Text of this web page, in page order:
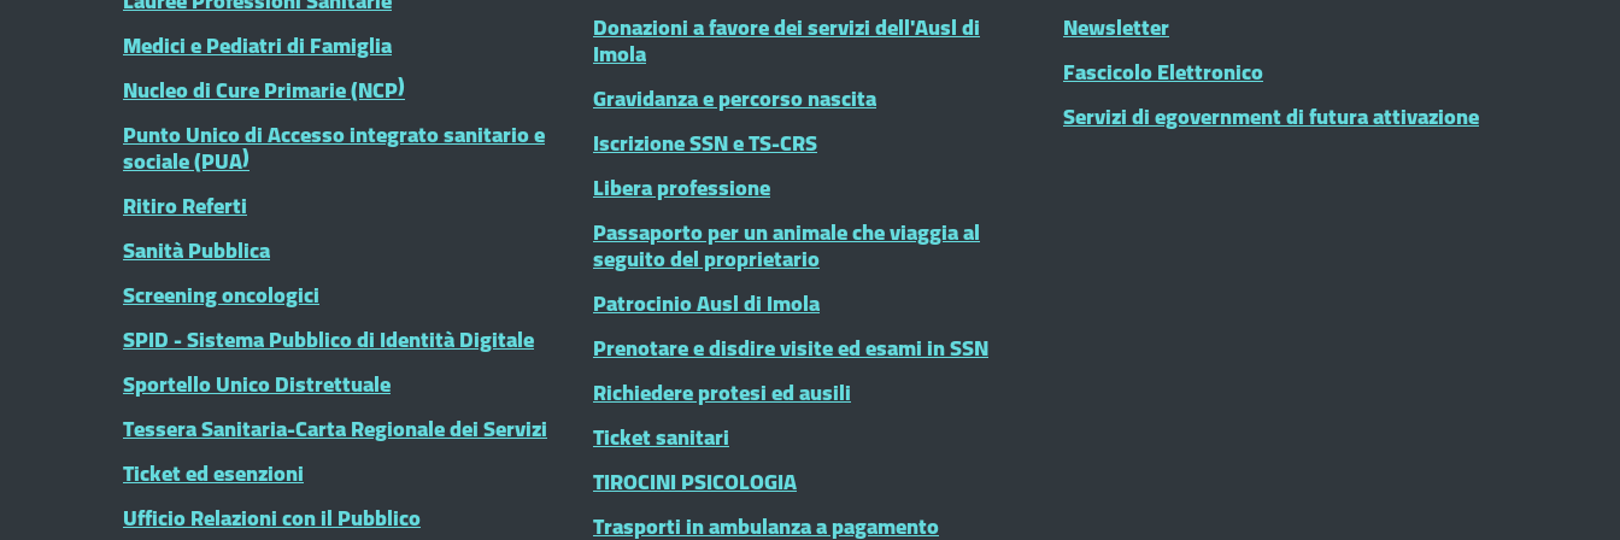
Medici e Pediatri di Famiglia
Nucleo di Cure Primarie (NCP)
Punto Unico di Accesso integrato sanitario e
sociale (PUA)
Ritiro Referti
Sanità Pubblica
Screening oncologici
SPID - Sistema Pubblico di Identità Digitale
Sportello Unico Distrettuale
Tessera Sanitaria-Carta Regionale dei Servizi
Ticket ed esenzioni
Ufficio Relazioni con il Pubblico
Donazioni a favore dei servizi dell'Ausl di
Imola
Gravidanza e percorso nascita
Iscrizione SSN e TS-CRS
Libera professione
Passaporto per un animale che viaggia al
seguito del proprietario
Patrocinio Ausl di Imola
Prenotare e disdire visite ed esami in SSN
Richiedere protesi ed ausili
Ticket sanitari
TIROCINI PSICOLOGIA
Trasporti in ambulanza a pagamento
Newsletter
Fascicolo Elettronico
Servizi di egovernment di futura attivazione